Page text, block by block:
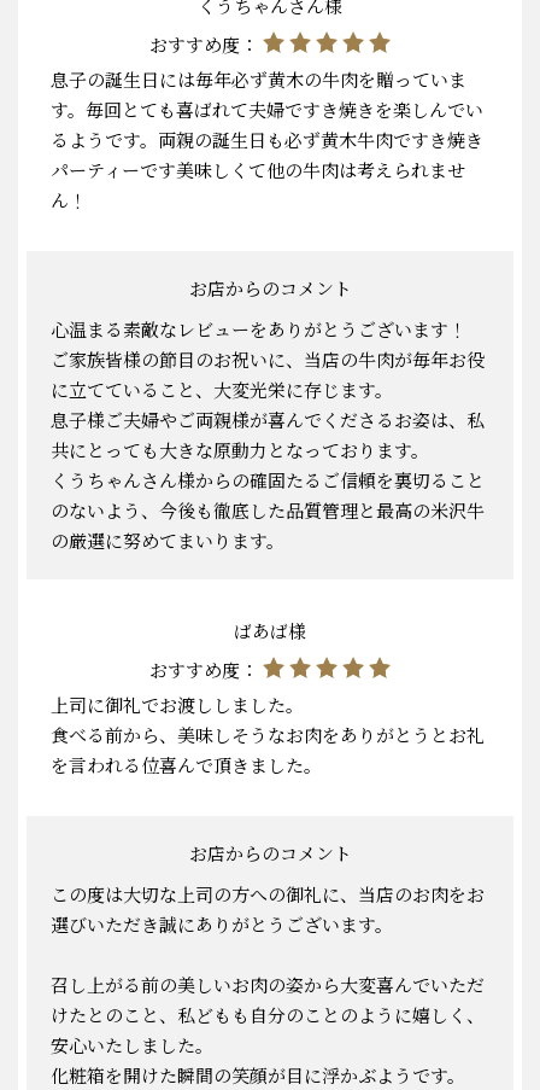
くうちゃんさん様
おすすめ度：
息子の誕生日には毎年必ず黄木の牛肉を贈っていま
す。毎回とても喜ばれて夫婦ですき焼きを楽しんでい
るようです。両親の誕生日も必ず黄木牛肉ですき焼き
パーティーです美味しくて他の牛肉は考えられませ
ん！
お店からのコメント
心温まる素敵なレビューをありがとうございます！
ご家族皆様の節目のお祝いに、当店の牛肉が毎年お役
に立てていること、大変光栄に存じます。
息子様ご夫婦やご両親様が喜んでくださるお姿は、私
共にとっても大きな原動力となっております。
くうちゃんさん様からの確固たるご信頼を裏切ること
のないよう、今後も徹底した品質管理と最高の米沢牛
の厳選に努めてまいります。
ばあば様
おすすめ度：
上司に御礼でお渡ししました。
食べる前から、美味しそうなお肉をありがとうとお礼
を言われる位喜んで頂きました。
お店からのコメント
この度は大切な上司の方への御礼に、当店のお肉をお
選びいただき誠にありがとうございます。
召し上がる前の美しいお肉の姿から大変喜んでいただ
けたとのこと、私どもも自分のことのように嬉しく、
安心いたしました。
化粧箱を開けた瞬間の笑顔が目に浮かぶようです。